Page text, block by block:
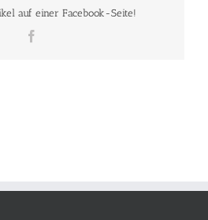
auf einer Facebook-Seite!